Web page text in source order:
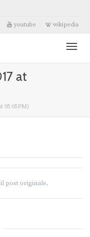
youtube wikipedia
at
05:05PM)
il post originale.